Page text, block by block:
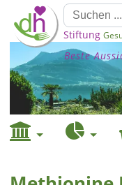
Stiftung
Beste